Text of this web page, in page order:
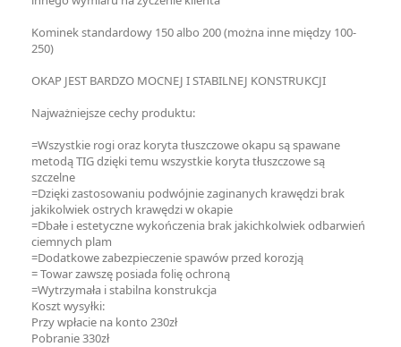
Kominek standardowy 150 albo 200 (można inne między 100-
250)
OKAP JEST BARDZO MOCNEJ I STABILNEJ KONSTRUKCJI
Najważniejsze cechy produktu:
=Wszystkie rogi oraz koryta tłuszczowe okapu są spawane
metodą TIG dzięki temu wszystkie koryta tłuszczowe są
szczelne
=Dzięki zastosowaniu podwójnie zaginanych krawędzi brak
jakikolwiek ostrych krawędzi w okapie
=Dbałe i estetyczne wykończenia brak jakichkolwiek odbarwień
ciemnych plam
=Dodatkowe zabezpieczenie spawów przed korozją
= Towar zawszę posiada folię ochroną
=Wytrzymała i stabilna konstrukcja
Koszt wysyłki:
Przy wpłacie na konto 230zł
Pobranie 330zł